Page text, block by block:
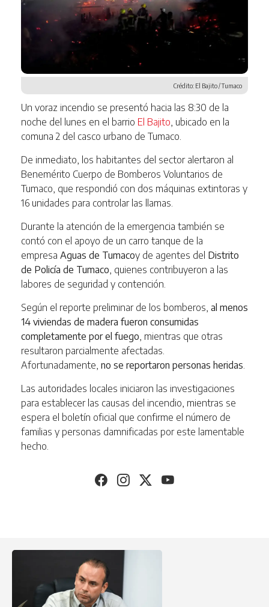
Crédito: El Bajito / Tumaco
Un voraz incendio se presentó hacia las 8:30 de la
noche del lunes en el barrio El Bajito , ubicado en la
comuna 2 del casco urbano de Tumaco.
De inmediato, los habitantes del sector alertaron al
Benemérito Cuerpo de Bomberos Voluntarios de
Tumaco, que respondió con dos máquinas extintoras y
16 unidades para controlar las llamas.
Durante la atención de la emergencia también se
contó con el apoyo de un carro tanque de la
empresa Aguas de Tumacoy de agentes del Distrito
de Policía de Tumaco , quienes contribuyeron a las
labores de seguridad y contención.
Según el reporte preliminar de los bomberos, al menos
14 viviendas de madera fueron consumidas
completamente por el fuego , mientras que otras
resultaron parcialmente afectadas.
Afortunadamente, no se reportaron personas heridas
Las autoridades locales iniciaron las investigaciones
para establecer las causas del incendio, mientras se
espera el boletín oficial que confirme el número de
familias y personas damnificadas por este lamentable
hecho.